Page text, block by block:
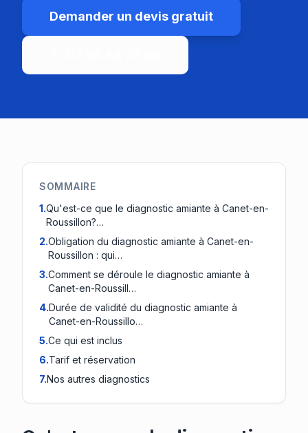
Demander un devis gratuit
SOMMAIRE
1.Qu'est-ce que le diagnostic amiante à Canet-en-
Roussillon?…
2.Obligation du diagnostic amiante à Canet-en-
Roussillon : qui…
3.Comment se déroule le diagnostic amiante à
Canet-en-Roussill…
4.Durée de validité du diagnostic amiante à
Canet-en-Roussillo…
5.Ce qui est inclus
6.Tarif et réservation
7.Nos autres diagnostics